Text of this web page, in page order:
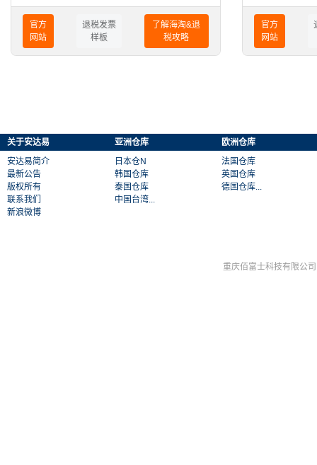
官方
网站
退税发票
样板
了解海淘&退
税攻略
官方
网站
关于安达易
安达易简介
最新公告
版权所有
联系我们
新浪微博
亚洲仓库
日本仓N
韩国仓库
泰国仓库
中国台湾...
欧洲仓库
法国仓库
英国仓库
德国仓库...
重庆佰富士科技有限公